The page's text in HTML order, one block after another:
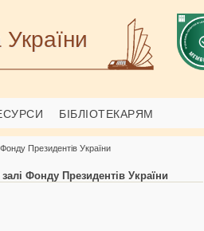
України
БІБЛІОТЕКАРЯМ
Президентів України
Фонду Президентів України